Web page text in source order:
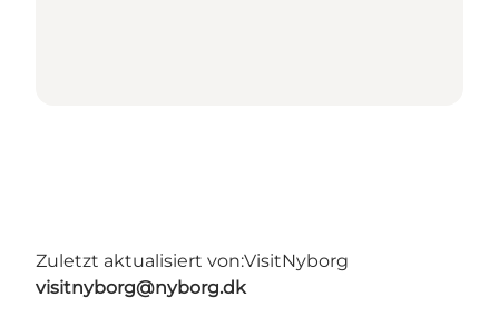
Zuletzt aktualisiert von:VisitNyborg
visitnyborg@nyborg.dk